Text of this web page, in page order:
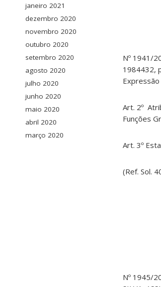
janeiro 2021
dezembro 2020
novembro 2020
outubro 2020
setembro 2020
agosto 2020
julho 2020
junho 2020
maio 2020
abril 2020
março 2020
Nº 1941/
1984432,
Expressão
Art. 2º
Funções
Art. 3º
(Ref. Sol.
Nº 1945/